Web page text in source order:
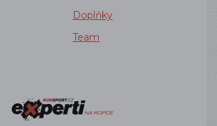
Doplňky
Team